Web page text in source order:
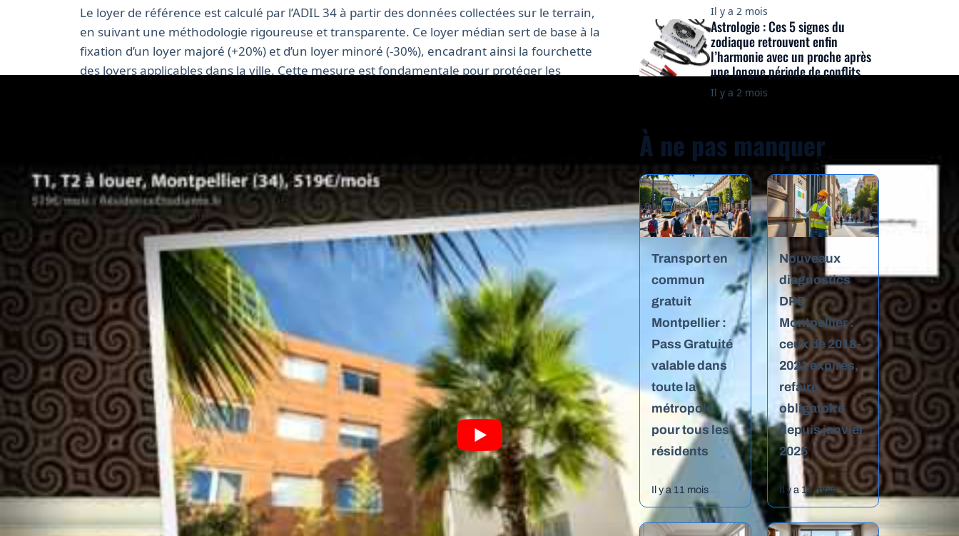
Le loyer de référence est calculé par l’ADIL 34 à partir des données collectées sur le terrain,
en suivant une méthodologie rigoureuse et transparente. Ce loyer médian sert de base à la
fixation d’un loyer majoré (+20%) et d’un loyer minoré (-30%), encadrant ainsi la fourchette
des loyers applicables dans la ville. Cette mesure est fondamentale pour protéger les
Impact de l’augmentation du loyer moyen sur le marché
immobilier locatif à Montpellier
Cette évolution duprix au mètre carréa plusieurs conséquences directes sur le
immobilier local. Parmi elles, la hausse du budget mensuel consacré au logement,
notamment pour les profils les plus fragiles comme les étudiants ou les jeunes actifs. Selon le
baromètre 2024 de LocService, le loyer moyen charges comprises en France est de 723 €,
avec une surface moyenne de 42,5 m², soit un prix au m² de 17,03 €. En comparaison,
Montpellier affiche un prix légèrement inférieur mais qui reste élevé dans le panorama
national, accentuant la pression locative.
Le profil des locataires à Montpellier, souvent étudiant ou jeune salarié, est fortement
marqué par une dépendance à des aides comme la CAF et par la nécessité d’un garant
familial, une réalité en lien avec cesaugmentations de loyers. Ces tensions expliquent aussi
le poids croissant de la demande pour les logements meublés, choisis par 59 % des locataires,
mais qui impliquent des loyers souvent plus élevés. L’immobilier locatif dans l’Hérault devient
un enjeu majeur, où les déplacements entre quartiers et le choix de surfaces adaptées sont
essentiels pour maîtriser son budget.Analyse complète LocService 2024.
Il y a 2 mois
Astrologie : Ces 5 signes du
zodiaque retrouvent enfin
l’harmonie avec un proche après
une longue période de conflits
Il y a 2 mois
À ne pas manquer
Transport en
commun
gratuit
Montpellier :
Pass Gratuité
valable dans
toute la
métropole
pour tous les
résidents
Il y a 11 mois
Nouveaux
diagnostics
DPE
Montpellier :
ceux de 2018-
2021 expirés,
refaire
obligatoire
depuis janvier
2025
Il y a 11 mois